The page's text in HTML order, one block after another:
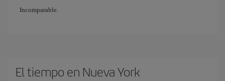
Incomparable.
El tiempo en Nueva York